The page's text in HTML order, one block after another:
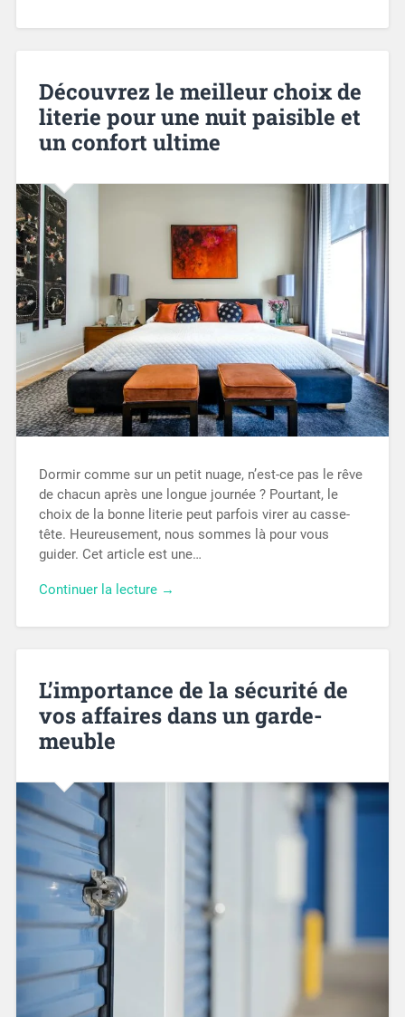
Découvrez le meilleur choix de
literie pour une nuit paisible et
un confort ultime
Dormir comme sur un petit nuage, n’est-ce pas le rêve
de chacun après une longue journée ? Pourtant, le
choix de la bonne literie peut parfois virer au casse-
tête. Heureusement, nous sommes là pour vous
guider. Cet article est une…
Continuer la lecture →
L’importance de la sécurité de
vos affaires dans un garde-
meuble